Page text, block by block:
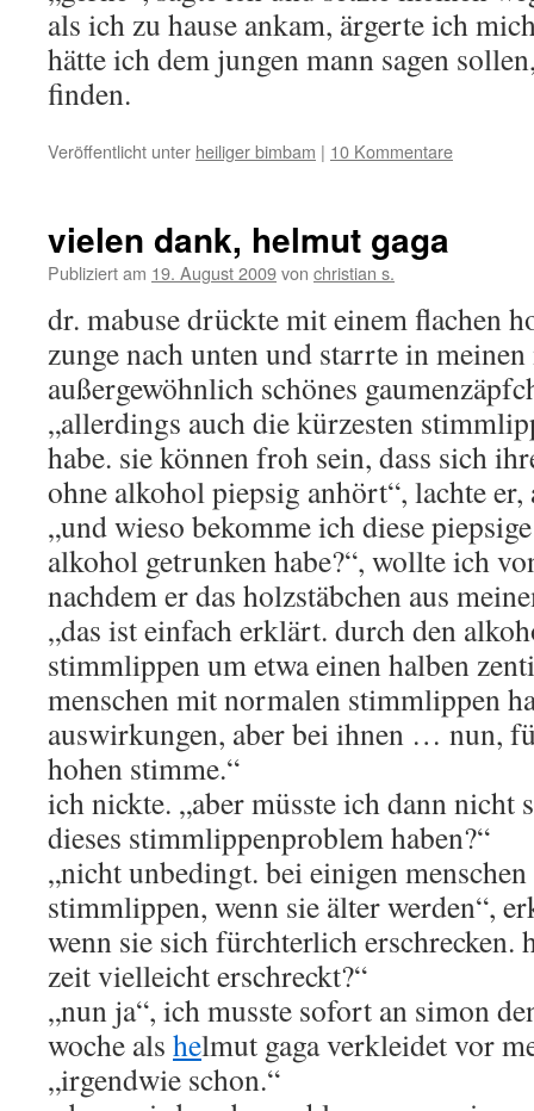
als ich zu hause ankam, ärgerte ich
hätte ich dem jungen mann sagen
finden.
Veröffentlicht unter heiliger bimbam | 10 Kommentare
vielen dank, helmut gaga
Publiziert am 19. August 2009von christian s.
dr. mabuse drückte mit einem flachen
zunge nach unten und starrte in
außergewöhnlich schönes
„allerdings auch die kürzesten
habe. sie können froh sein, dass sich
ohne alkohol piepsig anhört“, lachte er,
„und wieso bekomme ich diese
alkohol getrunken habe?“, wollte ich
nachdem er das holzstäbchen aus
„das ist einfach erklärt. durch den
stimmlippen um etwa einen halben
menschen mit normalen stimmlippen
auswirkungen, aber bei ihnen … nun,
hohen stimme.“
ich nickte. „aber müsste ich dann
dieses stimmlippenproblem haben?“
„nicht unbedingt. bei einigen
stimmlippen, wenn sie älter werden“,
wenn sie sich fürchterlich erschrecken.
zeit vielleicht erschreckt?“
„nun ja“, ich musste sofort an simon
woche als helmut gaga verkleidet vor
„irgendwie schon.“